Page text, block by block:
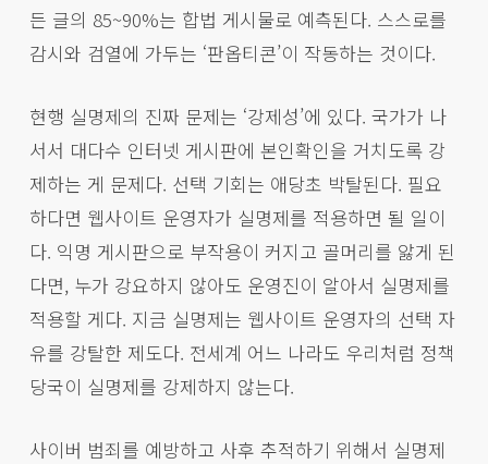
든 글의 85~90%는 합법 게시물로 예측된다. 스스로를
감시와 검열에 가두는 ‘판옵티콘’이 작동하는 것이다.
현행 실명제의 진짜 문제는 ‘강제성’에 있다. 국가가 나
서서 대다수 인터넷 게시판에 본인확인을 거치도록 강
제하는 게 문제다. 선택 기회는 애당초 박탈된다. 필요
하다면 웹사이트 운영자가 실명제를 적용하면 될 일이
다. 익명 게시판으로 부작용이 커지고 골머리를 앓게 된
다면, 누가 강요하지 않아도 운영진이 알아서 실명제를
적용할 게다. 지금 실명제는 웹사이트 운영자의 선택 자
유를 강탈한 제도다. 전세계 어느 나라도 우리처럼 정책
당국이 실명제를 강제하지 않는다.
사이버 범죄를 예방하고 사후 추적하기 위해서 실명제